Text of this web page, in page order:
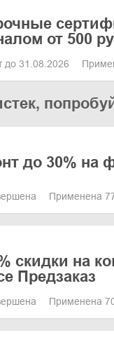
от 500
до 31.08.2026
до 30% на
Применена
скидки на
Предзаказ
Применена